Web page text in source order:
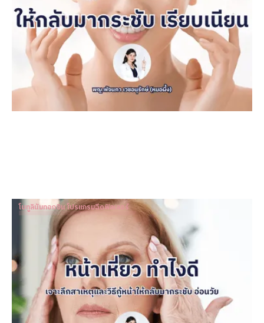
โบทูลินัมทอกซิน โปรแกรมฉีดฟิลเลอร์
หน้าเหี่ยว ทำไงดี เจาะลึกสาเหตุและวิธีกู้หน้าให้กลับมากระชับ
Dr. Patnapa Vejanurug
Mar 8, 2024